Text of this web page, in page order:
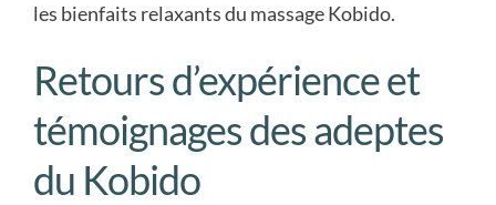
les bienfaits relaxants du massage Kobido.
Retours d’expérience et
témoignages des adeptes
du Kobido